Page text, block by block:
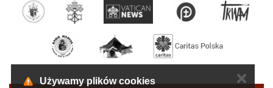
Używamy plików cookies ✕